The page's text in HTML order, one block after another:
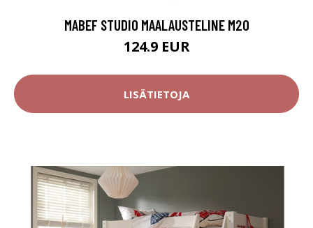
MABEF STUDIO MAALAUSTELINE M20
124.9 EUR
LISÄTIETOJA